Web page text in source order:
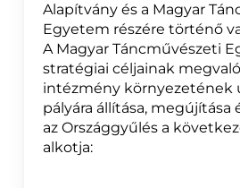
Alapítvány és a Magyar
Egyetem részére történő
A Magyar Táncművészeti
stratégiai céljainak
intézmény környezetének
pályára állítása, megújítása
az Országgyűlés a
alkotja: